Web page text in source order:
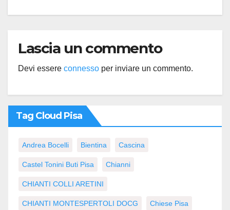
Lascia un commento
Devi essere connesso per inviare un commento.
Tag Cloud Pisa
Andrea Bocelli Bientina Cascina
Castel Tonini Buti Pisa Chianni
CHIANTI COLLI ARETINI
CHIANTI MONTESPERTOLI DOCG Chiese Pisa